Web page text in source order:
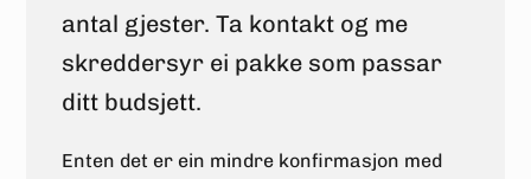
antal gjester. Ta kontakt og me
skreddersyr ei pakke som passar
ditt budsjett.
Enten det er ein mindre konfirmasjon med